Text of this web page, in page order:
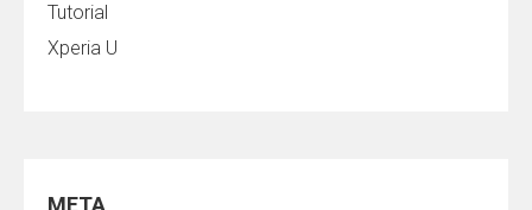
Tutorial
Xperia U
META